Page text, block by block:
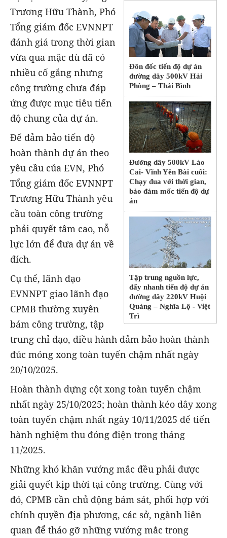
Đôn đốc tiến độ dự án
đường dây 500kV Hải
Phòng – Thái Bình
Đường dây 500kV Lào
Cai- Vĩnh Yên Bài cuối:
Chạy đua với thời gian,
bảo đảm mốc tiến độ dự
án
Tập trung nguồn lực,
đẩy nhanh tiến độ dự án
đường dây 220kV Huội
Quảng – Nghĩa Lộ - Việt
Trì
Trương Hữu Thành, Phó
Tổng giám đốc EVNNPT
đánh giá trong thời gian
vừa qua mặc dù đã có
nhiều cố gắng nhưng
công trường chưa đáp
ứng được mục tiêu tiến
độ chung của dự án.
Để đảm bảo tiến độ
hoàn thành dự án theo
yêu cầu của EVN, Phó
Tổng giám đốc EVNNPT
Trương Hữu Thành yêu
cầu toàn công trường
phải quyết tâm cao, nỗ
lực lớn để đưa dự án về
đích.
Cụ thể, lãnh đạo
EVNNPT giao lãnh đạo
CPMB thường xuyên
bám công trường, tập
trung chỉ đạo, điều hành đảm bảo hoàn thành
đúc móng xong toàn tuyến chậm nhất ngày
20/10/2025.
Hoàn thành dựng cột xong toàn tuyến chậm
nhất ngày 25/10/2025; hoàn thành kéo dây xong
toàn tuyến chậm nhất ngày 10/11/2025 để tiến
hành nghiệm thu đóng điện trong tháng
11/2025.
Những khó khăn vướng mắc đều phải được
giải quyết kịp thời tại công trường. Cùng với
đó, CPMB cần chủ động bám sát, phối hợp với
chính quyền địa phương, các sở, ngành liên
quan để tháo gỡ những vướng mắc trong